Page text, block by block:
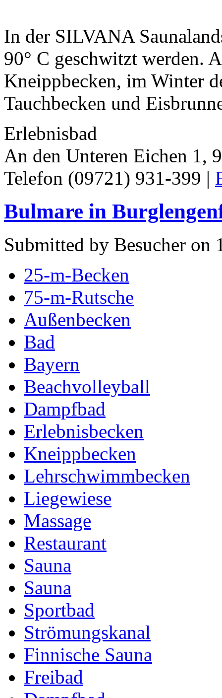
In der SILVANA
90° C geschwitzt werden.
Kneippbecken, im Winter
Tauchbecken und
Erlebnisbad
An den Unteren Eichen 1,
Telefon (09721) 931-399 |
Bulmare in
Submitted by Besucher
25-m-Becken
75-m-Rutsche
Außenbecken
Bad
Bayern
Beachvolleyball
Dampfbad
Erlebnisbecken
Kneippbecken
Lehrschwimmbecken
Liegewiese
Massage
Restaurant
Sauna
Sauna
Sportbad
Strömungskanal
Finnische Sauna
Freibad